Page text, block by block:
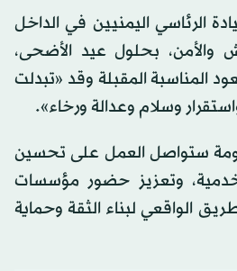
الرئاسي اليمنيين في الداخل
والأمن، بحلول عيد الأضحى،
المناسبة المقبلة وقد «تبدلت
وسلام وعدالة ورخاء».
ستواصل العمل على تحسين
وتعزيز حضور مؤسسات
الواقعي لبناء الثقة وحماية